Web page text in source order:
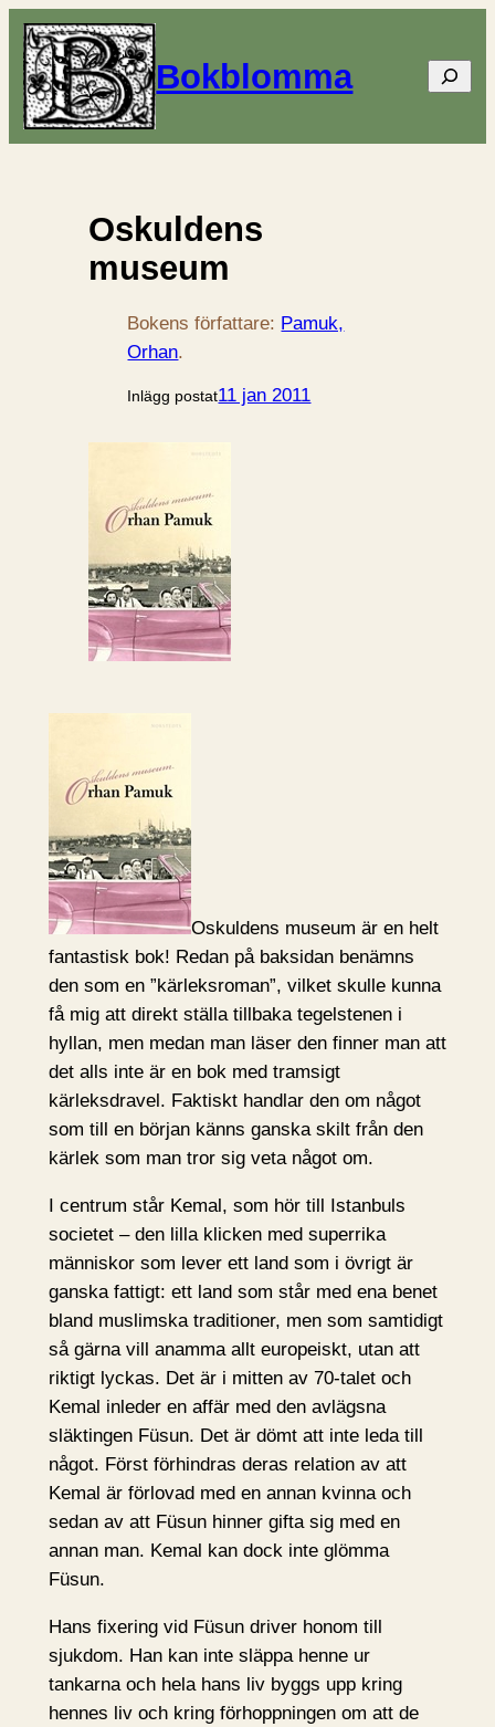
Bokblomma Sök
Oskuldens
museum
Bokens författare: Pamuk,
Orhan.
Inlägg postat11 jan 2011
Oskuldens museum är en helt
fantastisk bok! Redan på baksidan benämns
den som en ”kärleksroman”, vilket skulle kunna
få mig att direkt ställa tillbaka tegelstenen i
hyllan, men medan man läser den finner man att
det alls inte är en bok med tramsigt
kärleksdravel. Faktiskt handlar den om något
som till en början känns ganska skilt från den
kärlek som man tror sig veta något om.
I centrum står Kemal, som hör till Istanbuls
societet – den lilla klicken med superrika
människor som lever ett land som i övrigt är
ganska fattigt: ett land som står med ena benet
bland muslimska traditioner, men som samtidigt
så gärna vill anamma allt europeiskt, utan att
riktigt lyckas. Det är i mitten av 70-talet och
Kemal inleder en affär med den avlägsna
släktingen Füsun. Det är dömt att inte leda till
något. Först förhindras deras relation av att
Kemal är förlovad med en annan kvinna och
sedan av att Füsun hinner gifta sig med en
annan man. Kemal kan dock inte glömma
Füsun.
Hans fixering vid Füsun driver honom till
sjukdom. Han kan inte släppa henne ur
tankarna och hela hans liv byggs upp kring
hennes liv och kring förhoppningen om att de